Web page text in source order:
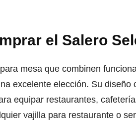
el Salero
mesa que combinen
excelente elección. Su diseño
equipar restaurantes,
vajilla para restaurante o